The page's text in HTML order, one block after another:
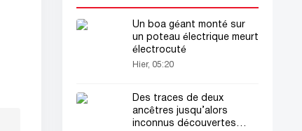
Un boa géant monté sur
un poteau électrique meurt
électrocuté
Hier, 05:20
Des traces de deux
ancêtres jusqu’alors
inconnus découvertes